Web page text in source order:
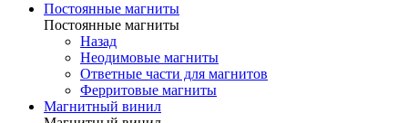
Постоянные магниты
Постоянные магниты
Назад
Неодимовые магниты
Ответные части для магнитов
Ферритовые магниты
Магнитный винил